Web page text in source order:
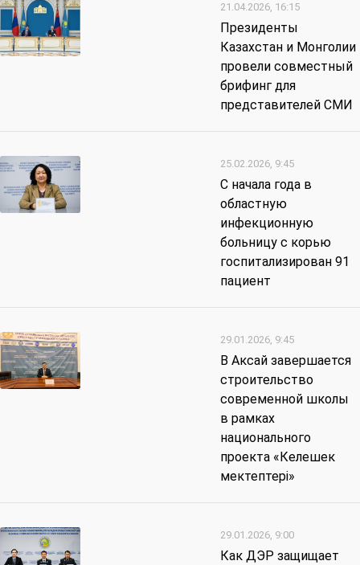
21.04.2026, 16:15
Президенты
Казахстан и Монголии
провели совместный
брифинг для
представителей СМИ
25.02.2026, 9:45
С начала года в
областную
инфекционную
больницу с корью
госпитализирован 91
пациент
29.01.2026, 9:45
В Аксай завершается
строительство
современной школы
в рамках
национального
проекта «Келешек
мектептерi»
29.01.2026, 9:00
Как ДЭР защищает